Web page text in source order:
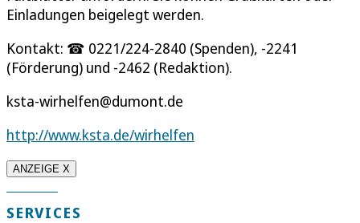
Einladungen beigelegt werden.
Kontakt: ☎ 0221/224-2840 (Spenden), -2241
(Förderung) und -2462 (Redaktion).
ksta-wirhelfen@dumont.de
http://www.ksta.de/wirhelfen
ANZEIGE X
SERVICES